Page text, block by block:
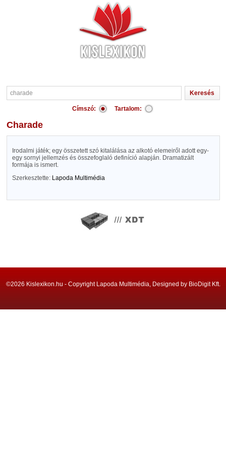
Címszó: Tartalom:
charade
Irodalmi játék; egy összetett szó kitalálása az alkotó elemeiről adott egy-
egy sornyi jellemzés és összefoglaló definíció alapján. Dramatizált
formája is ismert.
Szerkesztette: Lapoda Multimédia
©2026 Kislexikon.hu - Copyright Lapoda Multimédia, Designed by BioDigit Kft.